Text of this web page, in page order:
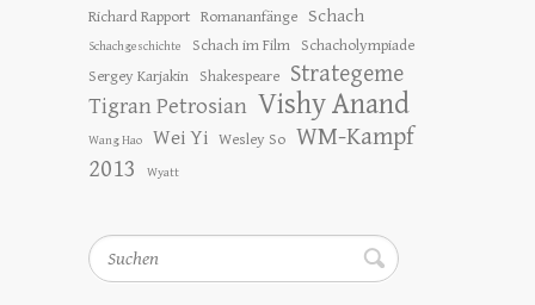
Richard Rapport Romananfänge Schach
Schachgeschichte Schach im Film
Schacholympiade
Sergey Karjakin
Shakespeare Strategeme
Tigran Petrosian Vishy Anand
Wang Hao Wei Yi Wesley So WM-Kampf
2013
Wyatt
Suchen